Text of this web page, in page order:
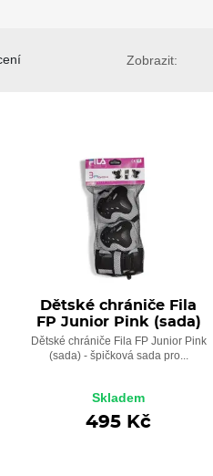
Zobrazit:
Dětské chrániče Fila
FP Junior Pink (sada)
Dětské chrániče Fila FP Junior Pink
(sada) - špičková sada pro...
Skladem
495 Kč